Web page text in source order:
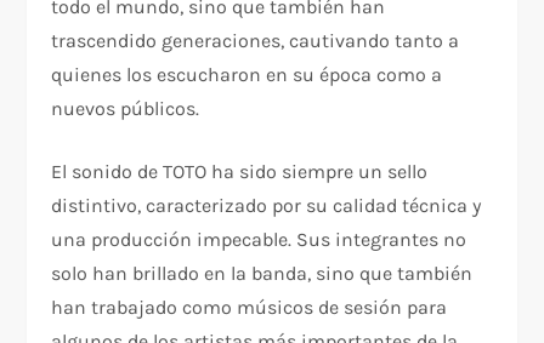
todo el mundo, sino que también han
trascendido generaciones, cautivando tanto a
quienes los escucharon en su época como a
nuevos públicos.
El sonido de TOTO ha sido siempre un sello
distintivo, caracterizado por su calidad técnica y
una producción impecable. Sus integrantes no
solo han brillado en la banda, sino que también
han trabajado como músicos de sesión para